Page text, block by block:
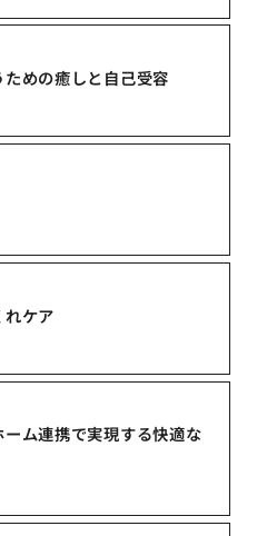
めの癒しと自己受容
ケア
ム連携で実現する快適な